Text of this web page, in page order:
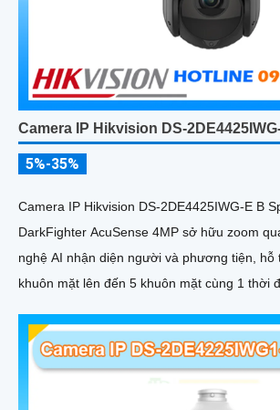
Camera IP Hikvision DS-
5%-35%
Camera IP Hikvision DS-2DE4425IWG-E B
DarkFighter AcuSense 4MP sở hữu zoom
nghệ AI nhận diện người và phương tiện, hỗ
khuôn mặt lên đến 5 khuôn mặt cùng 1 thời